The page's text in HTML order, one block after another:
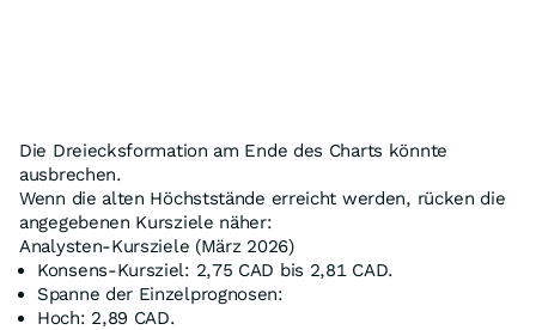
Die Dreiecksformation am Ende des Charts könnte
ausbrechen.
Wenn die alten Höchststände erreicht werden, rücken die
angegebenen Kursziele näher:
Analysten-Kursziele (März 2026)
Konsens-Kursziel: 2,75 CAD bis 2,81 CAD.
Spanne der Einzelprognosen:
Hoch: 2,89 CAD.